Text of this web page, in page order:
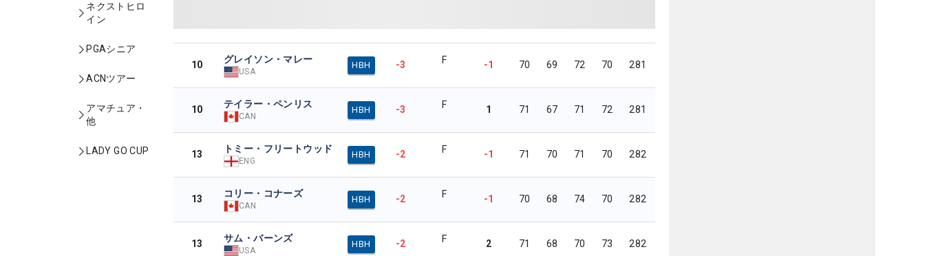
ネクストヒロ
イン
PGAシニア
ACNツアー
アマチュア・
他
LADY GO CUP
10 グレイソン・マレー
USA
HBH -3 F -1 70 69 72 70 281
10 テイラー・ペンリス
CAN
HBH -3 F 1 71 67 71 72 281
13 トミー・フリートウッド
ENG
HBH -2 F -1 71 70 71 70 282
13 コリー・コナーズ
CAN
HBH -2 F -1 70 68 74 70 282
13 サム・バーンズ
USA
HBH -2 F 2 71 68 70 73 282